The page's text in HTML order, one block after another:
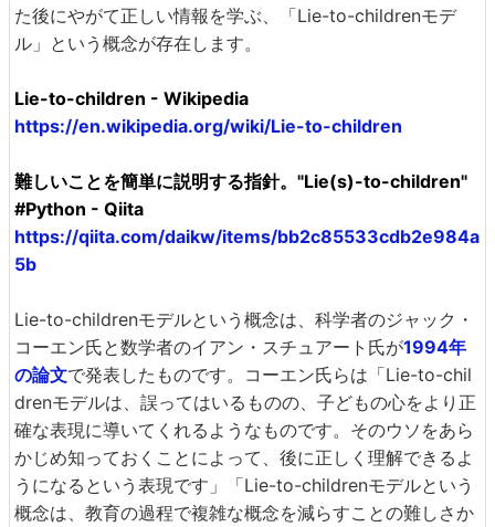
た後にやがて正しい情報を学ぶ、「Lie-to-childrenモデ
ル」という概念が存在します。
Lie-to-children - Wikipedia
https://en.wikipedia.org/wiki/Lie-to-children
難しいことを簡単に説明する指針。"Lie(s)-to-children"
#Python - Qiita
https://qiita.com/daikw/items/bb2c85533cdb2e984a
5b
Lie-to-childrenモデルという概念は、科学者のジャック・
コーエン氏と数学者のイアン・スチュアート氏が1994年
の論文で発表したものです。コーエン氏らは「Lie-to-chil
drenモデルは、誤ってはいるものの、子どもの心をより正
確な表現に導いてくれるようなものです。そのウソをあら
かじめ知っておくことによって、後に正しく理解できるよ
うになるという表現です」「Lie-to-childrenモデルという
概念は、教育の過程で複雑な概念を減らすことの難しさか